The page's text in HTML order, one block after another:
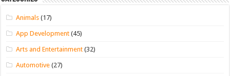
Animals (17)
App Development (45)
Arts and Entertainment (32)
Automotive (27)